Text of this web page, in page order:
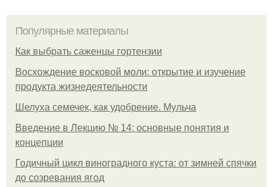
Популярные материалы
Как выбрать саженцы гортензии
Восхождение восковой моли: открытие и изучение
продукта жизнедеятельности
Шелуха семечек, как удобрение. Мульча
Введение в Лекцию № 14: основные понятия и
концепции
Годичный цикл виноградного куста: от зимней спячки
до созревания ягод